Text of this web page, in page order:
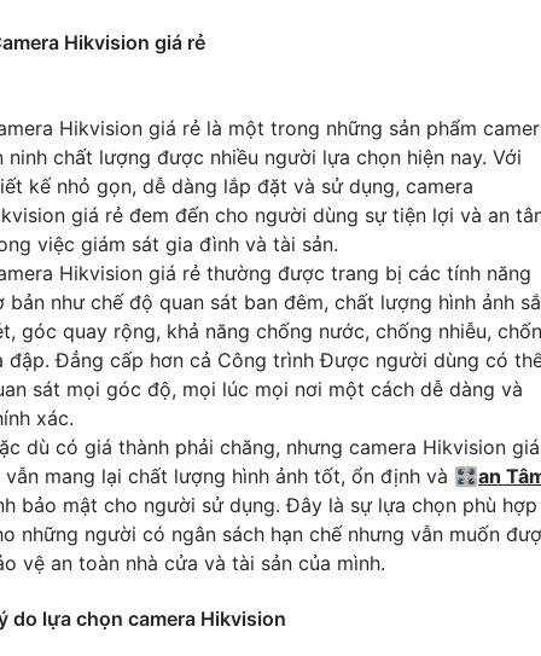
Hikvision giá rẻ
Hikvision giá rẻ là một trong những sản phẩm
ninh chất lượng được nhiều người lựa chọn hiện nay. Với
kế nhỏ gọn, dễ dàng lắp đặt và sử dụng, camera
giá rẻ đem đến cho người dùng sự tiện lợi và an
việc giám sát gia đình và tài sản.
Hikvision giá rẻ thường được trang bị các tính năng
bản như chế độ quan sát ban đêm, chất lượng hình ảnh
góc quay rộng, khả năng chống nước, chống nhiễu,
đập. Đẳng cấp hơn cả Công trình Được người dùng có
sát mọi góc độ, mọi lúc mọi nơi một cách dễ dàng và
xác.
dù có giá thành phải chăng, nhưng camera Hikvision giá
vẫn mang lại chất lượng hình ảnh tốt, ổn định và 🎛an
bảo mật cho người sử dụng. Đây là sự lựa chọn phù hợp
những người có ngân sách hạn chế nhưng vẫn muốn
vệ an toàn nhà cửa và tài sản của mình.
do lựa chọn camera Hikvision